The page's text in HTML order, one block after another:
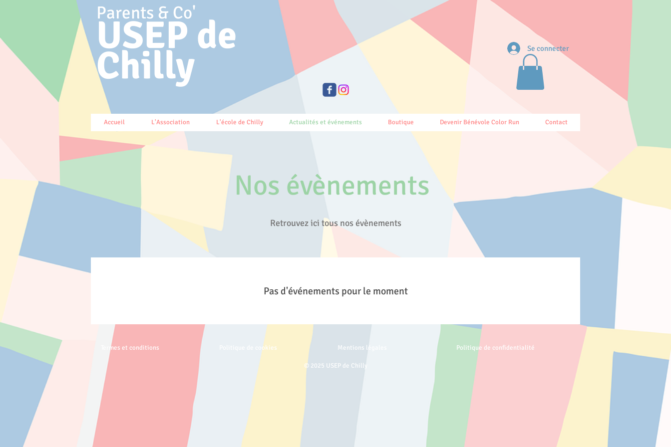
Parents & Co'
USEP de
Chilly Se connecter
Accueil L'Association L'école de Chilly Actualités et événements Boutique Devenir Bénévole Color Run Contact
Nos évènements
Retrouvez ici tous nos évènements
Pas d'événements pour le moment
Termes et conditions Politique de cookies Mentions légales Politique de confidentialité
© 2025 USEP de Chilly